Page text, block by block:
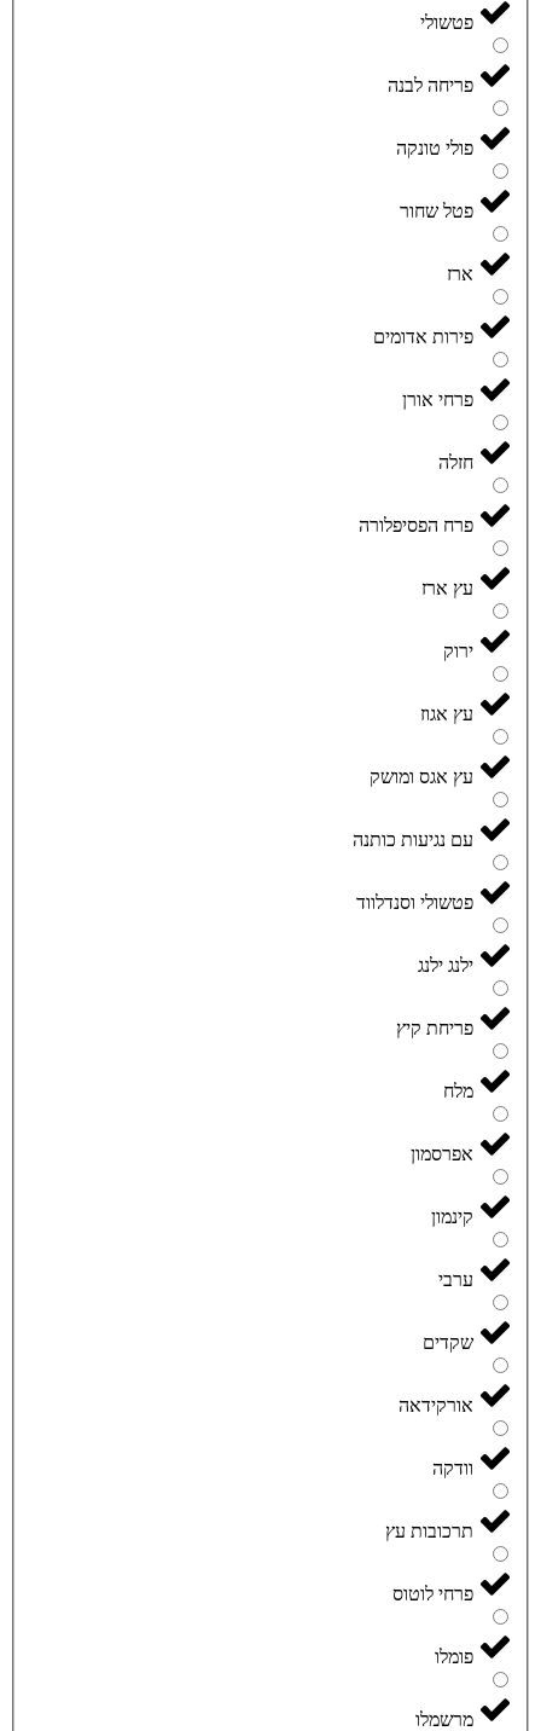
פטשולי
פריחה לבנה
פולי טונקה
פטל שחור
ארז
פירות אדומים
פרחי אורן
חזלה
פרח הפסיפלורה
עץ ארז
ירוק
עץ אגוז
עץ אגס ומושק
עם נגיעות כותנה
פטשולי וסנדלווד
ילנג ילנג
פריחת קיץ
מלח
אפרסמון
קינמון
ערבי
שקדים
אורקידאה
וודקה
תרכובות עץ
פרחי לוטוס
פומלו
מרשמלו